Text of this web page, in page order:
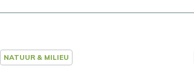
NATUUR & MILIEU